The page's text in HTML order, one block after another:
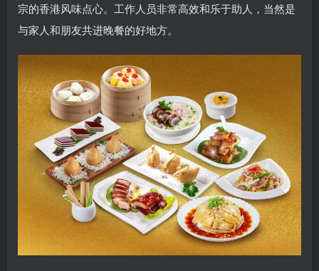
宗的香港风味点心。工作人员非常高效和乐于助人，当然是
与家人和朋友共进晚餐的好地方。